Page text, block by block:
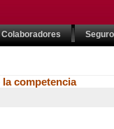
Colaboradores
competencia